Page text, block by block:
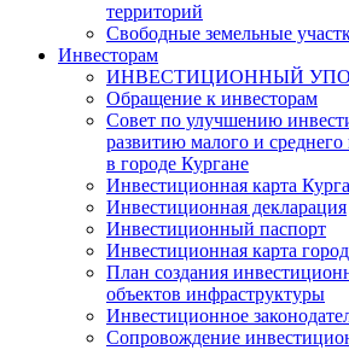
территорий
Свободные земельные
Инвесторам
ИНВЕСТИЦИОННЫЙ
Обращение к инвесторам
Совет по улучшению
развитию малого и
в городе Кургане
Инвестиционная карта
Инвестиционная декларация
Инвестиционный паспорт
Инвестиционная карта
План создания
объектов инфраструктуры
Инвестиционное
Сопровождение